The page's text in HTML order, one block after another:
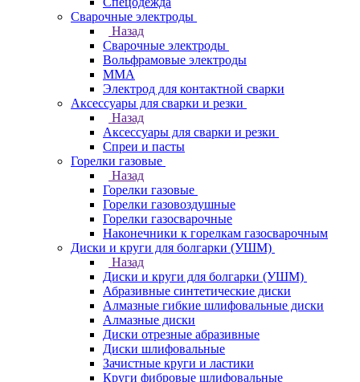
Сварочные электроды
Назад
Сварочные электроды
Вольфрамовые электроды
ММА
Электрод для контактной сварки
Аксессуары для сварки и резки
Назад
Аксессуары для сварки и резки
Спреи и пасты
Горелки газовые
Назад
Горелки газовые
Горелки газовоздушные
Горелки газосварочные
Наконечники к горелкам газосварочным
Диски и круги для болгарки (УШМ)
Назад
Диски и круги для болгарки (УШМ)
Абразивные синтетические диски
Алмазные гибкие шлифовальные диски
Алмазные диски
Диски отрезные абразивные
Диски шлифовальные
Зачистные круги и ластики
Круги фибровые шлифовальные